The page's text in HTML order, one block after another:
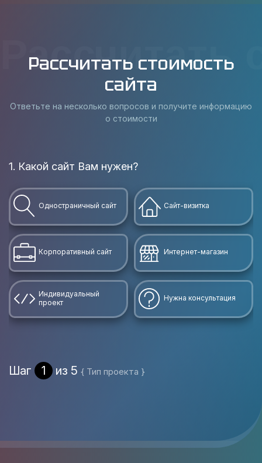
Рассчитать стоимость
сайта
Ответьте на несколько вопросов и получите информацию
о стоимости
1. Какой сайт Вам нужен?
Одностраничный сайт Сайт-визитка
Корпоративный сайт Интернет-магазин
Индивидуальный
проект
Нужна консультация
Шаг 1 из 5 { Тип проекта }